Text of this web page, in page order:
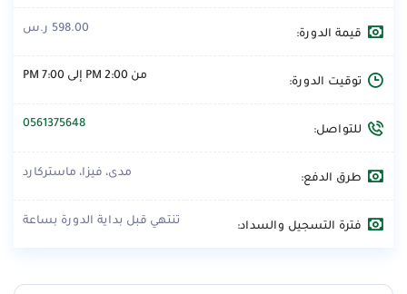
قيمة الدورة: 598.00 ر.س
توقيت الدورة: من 2:00 PM إلى 7:00 PM
للتواصل: 0561375648
طرق الدفع: مدى، فيزا، ماستركارد
فترة التسجيل والسداد: تنتهي قبل بداية الدورة بساعة